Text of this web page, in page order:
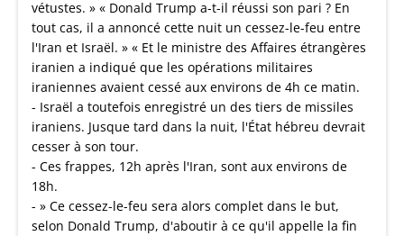
vétustes. » « Donald Trump a-t-il réussi son pari ? En
tout cas, il a annoncé cette nuit un cessez-le-feu entre
l'Iran et Israël. » « Et le ministre des Affaires étrangères
iranien a indiqué que les opérations militaires
iraniennes avaient cessé aux environs de 4h ce matin.
- Israël a toutefois enregistré un des tiers de missiles
iraniens. Jusque tard dans la nuit, l'État hébreu devrait
cesser à son tour.
- Ces frappes, 12h après l'Iran, sont aux environs de
18h.
- » Ce cessez-le-feu sera alors complet dans le but,
selon Donald Trump, d'aboutir à ce qu'il appelle la fin